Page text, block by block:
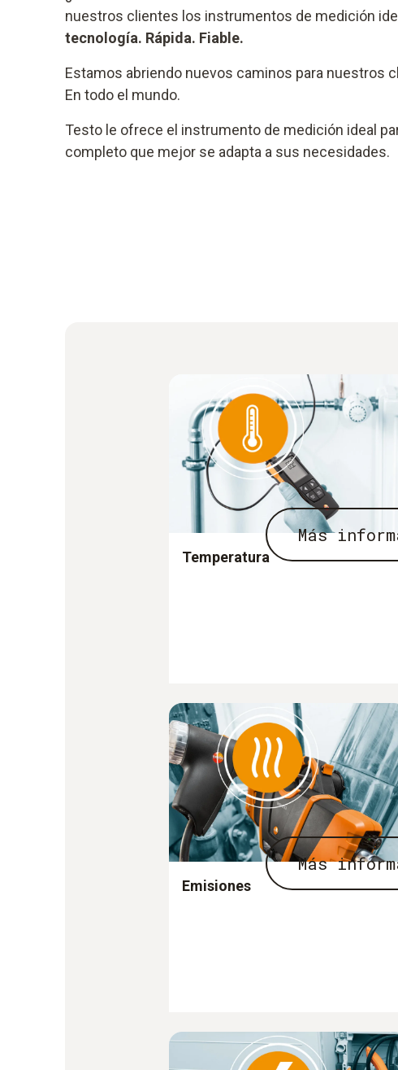
nuestros clientes los instrumentos de medición
tecnología. Rápida. Fiable.
Estamos abriendo nuevos caminos para nuestros
En todo el mundo.
Testo le ofrece el instrumento de medición ideal
completo que mejor se adapta a sus necesidades.
Más
Temperatura
Más
Emisiones